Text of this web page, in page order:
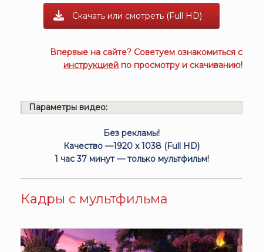
Скачать или смотреть (Full HD)
Впервые на сайте? Советуем ознакомиться с
инструкцией по просмотру и скачиванию!
Параметры видео:
Без рекламы!
Качество —1920 x 1038 (Full HD)
1 час 37 минут — только мультфильм!
Кадры с мультфильма